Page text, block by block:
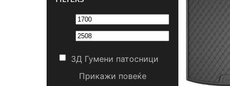
3Д Гумени патосници
Прикажи повеќе